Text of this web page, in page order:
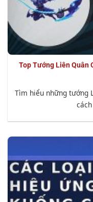
Top Tướng Liên Quân
Tìm hiểu những tướng